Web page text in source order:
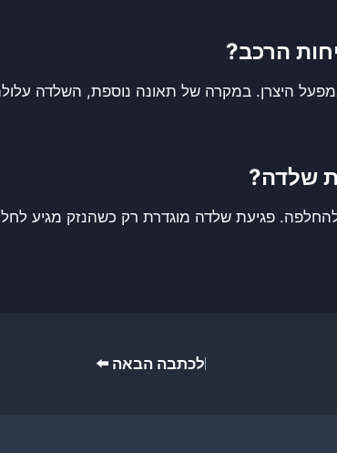
הרכב?
היצרן. במקרה של תאונה נוספת, השלדה
שלדה?
פגיעת שלדה מוגדרת רק כשהנזק מגיע
לכתבה הבאה ⬅️